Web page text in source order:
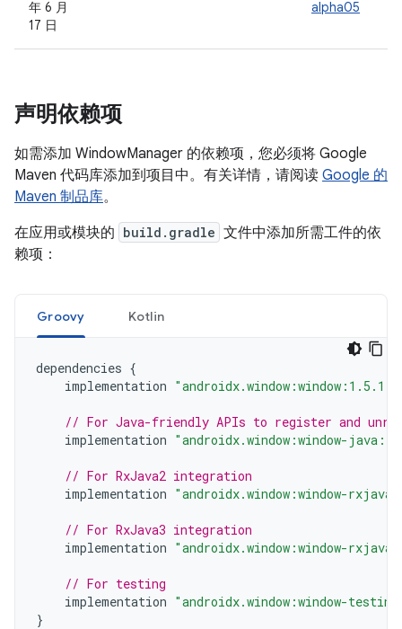
年 6 月
17 日
alpha05
声明依赖项
如需添加 WindowManager 的依赖项，您必须将 Google
Maven 代码库添加到项目中。有关详情，请阅读 Google 的
Maven 制品库。
在应用或模块的 build.gradle 文件中添加所需工件的依
赖项：
Groovy Kotlin
dependencies {
implementation "androidx.window:window:1.5.1"
// For Java-friendly APIs to register and
implementation "androidx.window:window-
// For RxJava2 integration
implementation "androidx.window:window-
// For RxJava3 integration
implementation "androidx.window:window-
// For testing
implementation "androidx.window:window-
}